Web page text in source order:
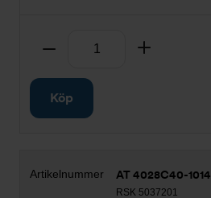
Ta bort
Köp
AT 4028C40-1014
RSK 5037201